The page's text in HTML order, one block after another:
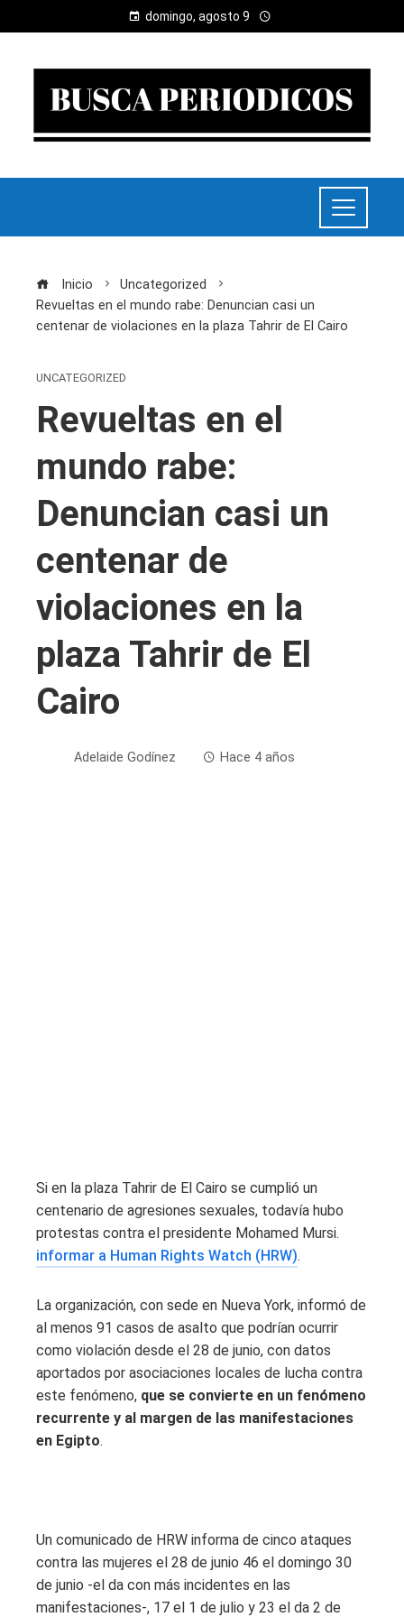
domingo, agosto 9
Inicio
Uncategorized
Revueltas en el mundo rabe: Denuncian casi un
centenar de violaciones en la plaza Tahrir de El Cairo
UNCATEGORIZED
Revueltas en el
mundo rabe:
Denuncian casi un
centenar de
violaciones en la
plaza Tahrir de El
Cairo
Adelaide Godínez Hace 4 años
Si en la plaza Tahrir de El Cairo se cumplió un
centenario de agresiones sexuales, todavía hubo
protestas contra el presidente Mohamed Mursi.
informar a Human Rights Watch (HRW).
La organización, con sede en Nueva York, informó de
al menos 91 casos de asalto que podrían ocurrir
como violación desde el 28 de junio, con datos
aportados por asociaciones locales de lucha contra
este fenómeno, que se convierte en un fenómeno
recurrente y al margen de las manifestaciones
en Egipto.
Un comunicado de HRW informa de cinco ataques
contra las mujeres el 28 de junio 46 el domingo 30
de junio -el da con más incidentes en las
manifestaciones-, 17 el 1 de julio y 23 el da 2 de